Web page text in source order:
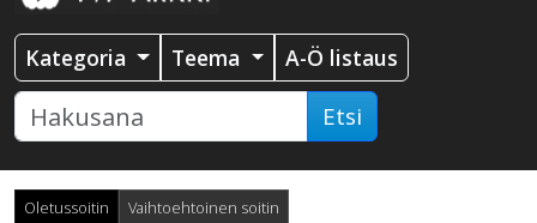
Kategoria Teema A-Ö listaus
Etsi
Oletussoitin Vaihtoehtoinen soitin